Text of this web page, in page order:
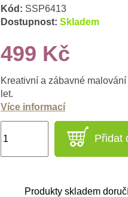
Kód: SSP6413
Dostupnost: Skladem
499 Kč
Kreativní a zábavné
let.
Více informací
Přidat
Produkty skladem